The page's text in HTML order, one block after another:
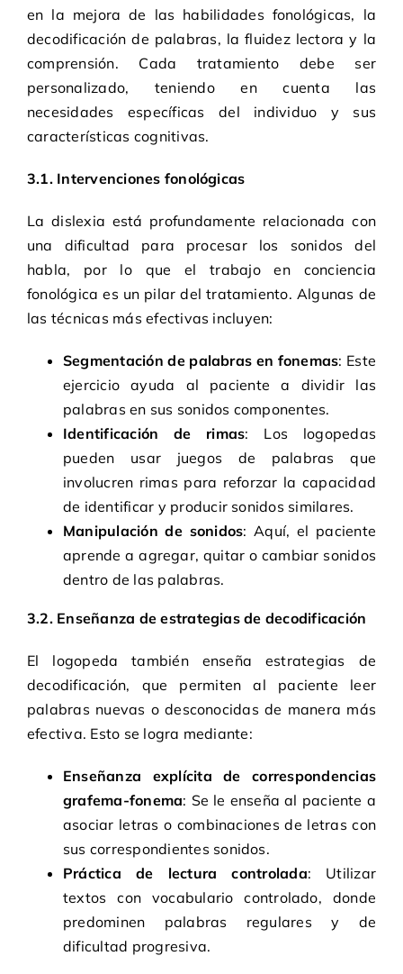
en la mejora de las habilidades fonológicas, la
decodificación de palabras, la fluidez lectora y la
comprensión. Cada tratamiento debe ser
personalizado, teniendo en cuenta las
necesidades específicas del individuo y sus
características cognitivas.
3.1. Intervenciones fonológicas
La dislexia está profundamente relacionada con
una dificultad para procesar los sonidos del
habla, por lo que el trabajo en conciencia
fonológica es un pilar del tratamiento. Algunas de
las técnicas más efectivas incluyen:
Segmentación de palabras en fonemas: Este
ejercicio ayuda al paciente a dividir las
palabras en sus sonidos componentes.
Identificación de rimas: Los logopedas
pueden usar juegos de palabras que
involucren rimas para reforzar la capacidad
de identificar y producir sonidos similares.
Manipulación de sonidos: Aquí, el paciente
aprende a agregar, quitar o cambiar sonidos
dentro de las palabras.
3.2. Enseñanza de estrategias de decodificación
El logopeda también enseña estrategias de
decodificación, que permiten al paciente leer
palabras nuevas o desconocidas de manera más
efectiva. Esto se logra mediante:
Enseñanza explícita de correspondencias
grafema-fonema: Se le enseña al paciente a
asociar letras o combinaciones de letras con
sus correspondientes sonidos.
Práctica de lectura controlada: Utilizar
textos con vocabulario controlado, donde
predominen palabras regulares y de
dificultad progresiva.